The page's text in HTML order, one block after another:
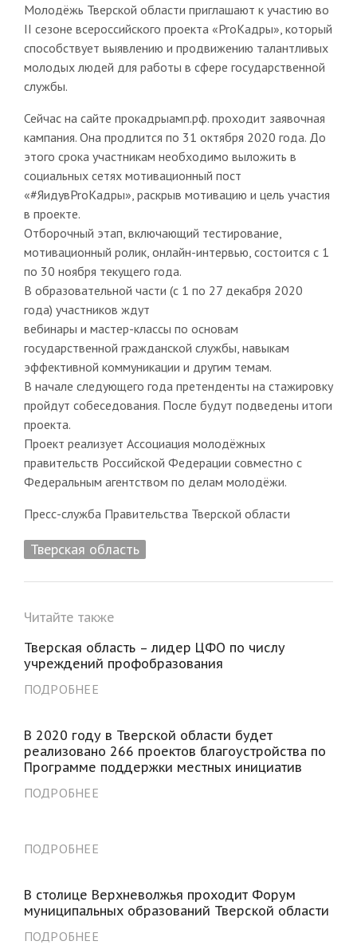
Молодёжь Тверской области приглашают к участию во
II сезоне всероссийского проекта «ProKадры», который
способствует выявлению и продвижению талантливых
молодых людей для работы в сфере государственной
службы.
Сейчас на сайте прокадрыамп.рф. проходит заявочная
кампания. Она продлится по 31 октября 2020 года. До
этого срока участникам необходимо выложить в
социальных сетях мотивационный пост
«#ЯидувProКадры», раскрыв мотивацию и цель участия
в проекте.
Отборочный этап, включающий тестирование,
мотивационный ролик, онлайн-интервью, состоится с 1
по 30 ноября текущего года.
В образовательной части (с 1 по 27 декабря 2020
года) участников ждут
вебинары и мастер-классы по основам
государственной гражданской службы, навыкам
эффективной коммуникации и другим темам.
В начале следующего года претенденты на стажировку
пройдут собеседования. После будут подведены итоги
проекта.
Проект реализует Ассоциация молодёжных
правительств Российской Федерации совместно с
Федеральным агентством по делам молодёжи.
Пресс-служба Правительства Тверской области
Тверская область
Читайте также
Тверская область – лидер ЦФО по числу
учреждений профобразования
ПОДРОБНЕЕ
В 2020 году в Тверской области будет
реализовано 266 проектов благоустройства по
Программе поддержки местных инициатив
ПОДРОБНЕЕ
ПОДРОБНЕЕ
В столице Верхневолжья проходит Форум
муниципальных образований Тверской области
ПОДРОБНЕЕ